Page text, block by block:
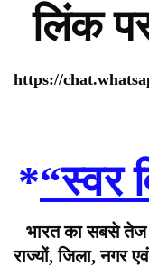
लिंक
https://
*“स्वर
भारत का सबसे
राज्यों, जिला, नगर